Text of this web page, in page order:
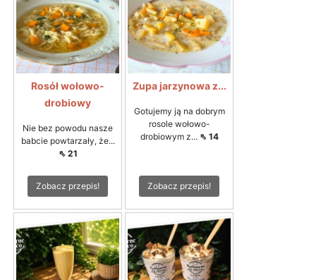
Rosół wołowo-
drobiowy
Nie bez powodu nasze
babcie powtarzały, że...
⇖ 21
Zobacz przepis!
Zupa jarzynowa z...
Gotujemy ją na dobrym
rosole wołowo-
drobiowym z... ⇖ 14
Zobacz przepis!